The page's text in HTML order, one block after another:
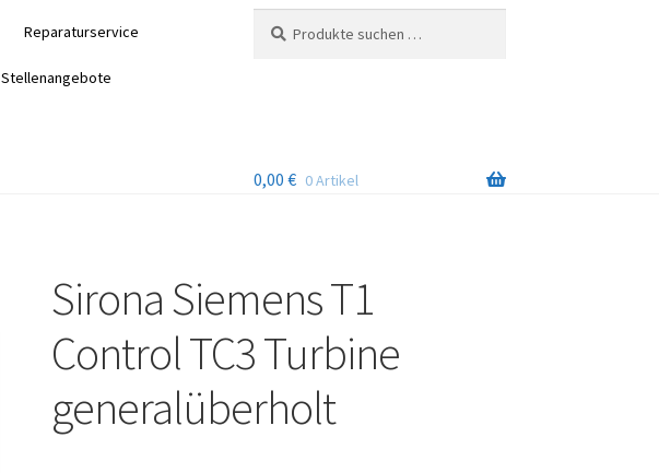
Reparaturservice
Stellenangebote
nach:
0,00 € 0 Artikel
Sirona Siemens T1
Control TC3 Turbine
generalüberholt